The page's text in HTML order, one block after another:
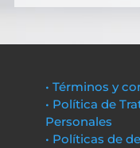
• Términos y
• Política de
Personales
• Políticas de